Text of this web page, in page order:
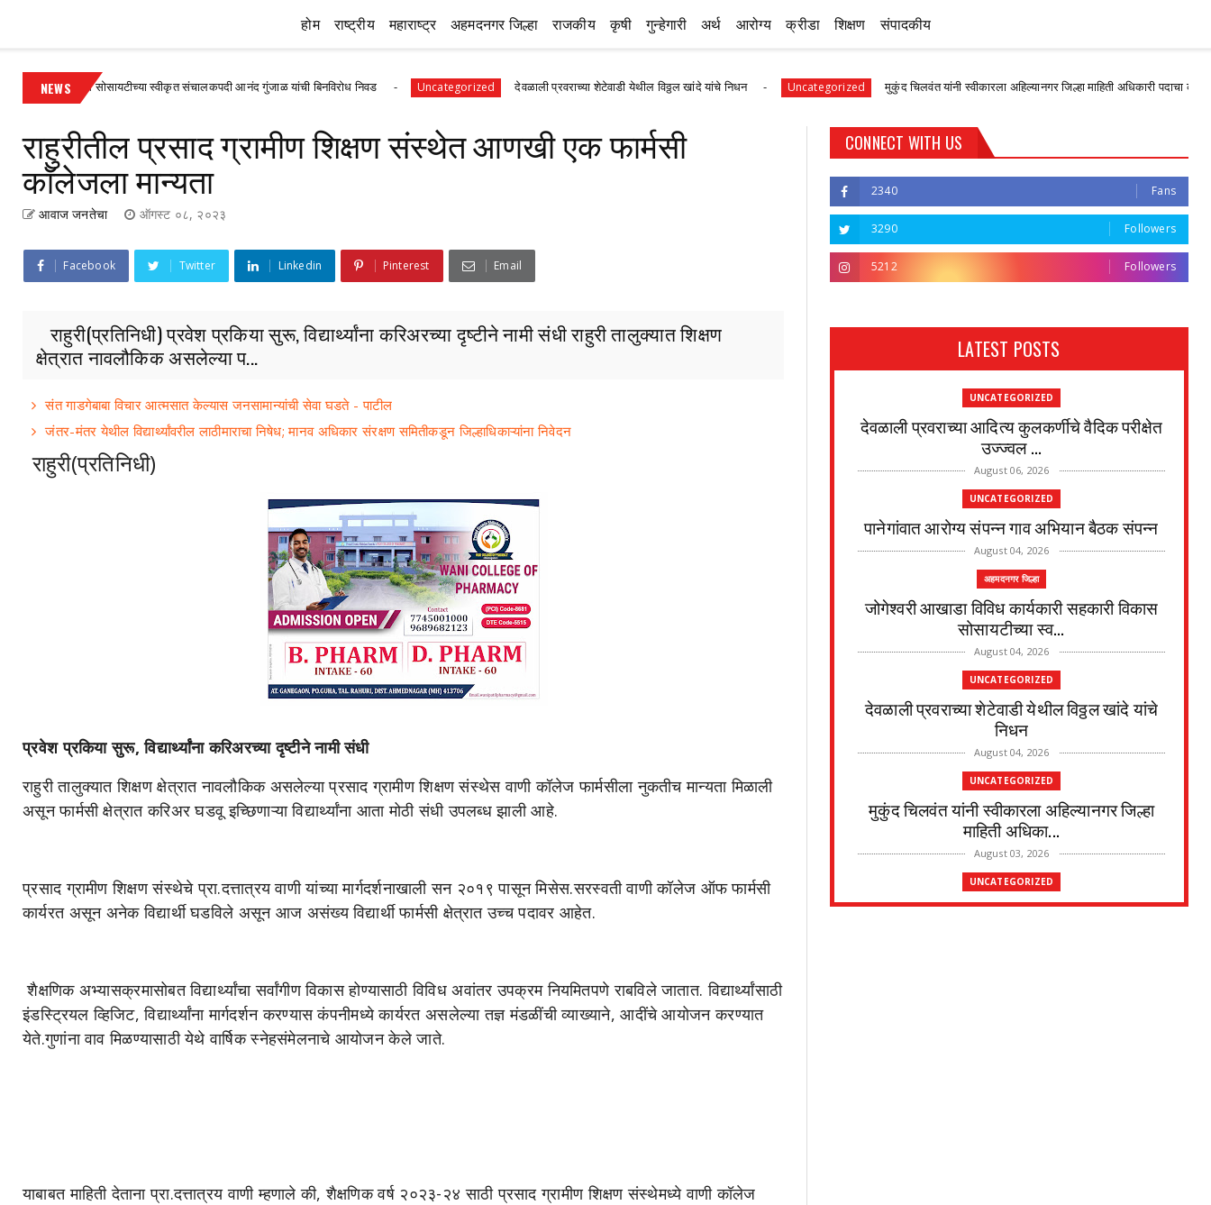
होम राष्ट्रीय महाराष्ट्र अहमदनगर जिल्हा राजकीय कृषी गुन्हेगारी अर्थ आरोग्य क्रीडा शिक्षण संपादकीय
NEWS
विकास सोसायटीच्या स्वीकृत संचालकपदी आनंद गुंजाळ यांची बिनविरोध निवड Uncategorized देवळाली प्रवराच्या शेटेवाडी येथील विठ्ठल खांदे यांचे निधन Uncategorized मुकुंद चिलवंत यांनी स्वीकारला अहिल्यानगर जिल्हा माहिती अधिकारी पदाचा कार्यभार
राहुरीतील प्रसाद ग्रामीण शिक्षण संस्थेत आणखी एक फार्मसी
कॉलेजला मान्यता
आवाज जनतेचा ऑगस्ट ०८, २०२३
Facebook Twitter Linkedin Pinterest Email
राहुरी(प्रतिनिधी) प्रवेश प्रकिया सुरू, विद्यार्थ्यांना करिअरच्या दृष्टीने नामी संधी राहुरी तालुक्यात शिक्षण
क्षेत्रात नावलौकिक असलेल्या प...
संत गाडगेबाबा विचार आत्मसात केल्यास जनसामान्यांची सेवा घडते - पाटील
जंतर-मंतर येथील विद्यार्थ्यांवरील लाठीमाराचा निषेध; मानव अधिकार संरक्षण समितीकडून जिल्हाधिकाऱ्यांना निवेदन
राहुरी(प्रतिनिधी)
प्रवेश प्रकिया सुरू, विद्यार्थ्यांना करिअरच्या दृष्टीने नामी संधी
राहुरी तालुक्यात शिक्षण क्षेत्रात नावलौकिक असलेल्या प्रसाद ग्रामीण शिक्षण संस्थेस वाणी कॉलेज फार्मसीला नुकतीच मान्यता मिळाली
असून फार्मसी क्षेत्रात करिअर घडवू इच्छिणाऱ्या विद्यार्थ्यांना आता मोठी संधी उपलब्ध झाली आहे.
प्रसाद ग्रामीण शिक्षण संस्थेचे प्रा.दत्तात्रय वाणी यांच्या मार्गदर्शनाखाली सन २०१९ पासून मिसेस.सरस्वती वाणी कॉलेज ऑफ फार्मसी
कार्यरत असून अनेक विद्यार्थी घडविले असून आज असंख्य विद्यार्थी फार्मसी क्षेत्रात उच्च पदावर आहेत.
शैक्षणिक अभ्यासक्रमासोबत विद्यार्थ्यांचा सर्वांगीण विकास होण्यासाठी विविध अवांतर उपक्रम नियमितपणे राबविले जातात. विद्यार्थ्यांसाठी
इंडस्ट्रियल व्हिजिट, विद्यार्थ्यांना मार्गदर्शन करण्यास कंपनीमध्ये कार्यरत असलेल्या तज्ञ मंडळींची व्याख्याने, आदींचे आयोजन करण्यात
येते.गुणांना वाव मिळण्यासाठी येथे वार्षिक स्नेहसंमेलनाचे आयोजन केले जाते.
याबाबत माहिती देताना प्रा.दत्तात्रय वाणी म्हणाले की, शैक्षणिक वर्ष २०२३-२४ साठी प्रसाद ग्रामीण शिक्षण संस्थेमध्ये वाणी कॉलेज
CONNECT WITH US
2340 Fans
3290 Followers
5212 Followers
LATEST POSTS
UNCATEGORIZED
देवळाली प्रवराच्या आदित्य कुलकर्णीचे वैदिक परीक्षेत
उज्ज्वल ...
August 06, 2026
UNCATEGORIZED
पानेगांवात आरोग्य संपन्न गाव अभियान बैठक संपन्न
August 04, 2026
अहमदनगर जिल्हा
जोगेश्वरी आखाडा विविध कार्यकारी सहकारी विकास
सोसायटीच्या स्व...
August 04, 2026
UNCATEGORIZED
देवळाली प्रवराच्या शेटेवाडी येथील विठ्ठल खांदे यांचे
निधन
August 04, 2026
UNCATEGORIZED
मुकुंद चिलवंत यांनी स्वीकारला अहिल्यानगर जिल्हा
माहिती अधिका...
August 03, 2026
UNCATEGORIZED
देवळाली प्रवरा येथील विधिज्ञ ॲड. प्रकाश संसारे